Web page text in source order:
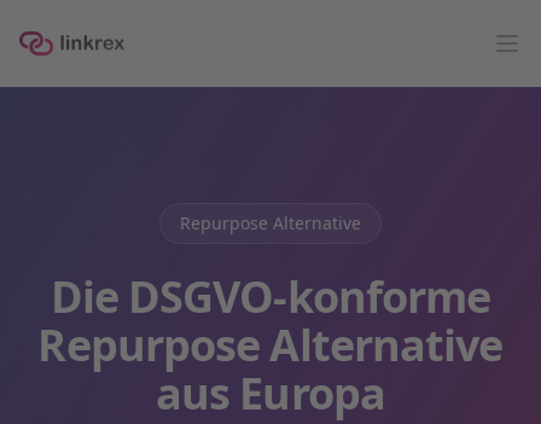
linkrex
Repurpose Alternative
Die DSGVO-konforme
Repurpose Alternative
aus Europa